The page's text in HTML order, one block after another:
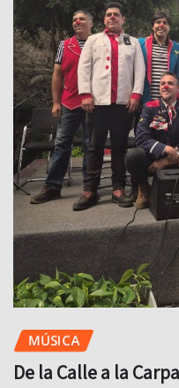
MÚSICA
De la Calle a la
Circus Band
Pabellón Oeste